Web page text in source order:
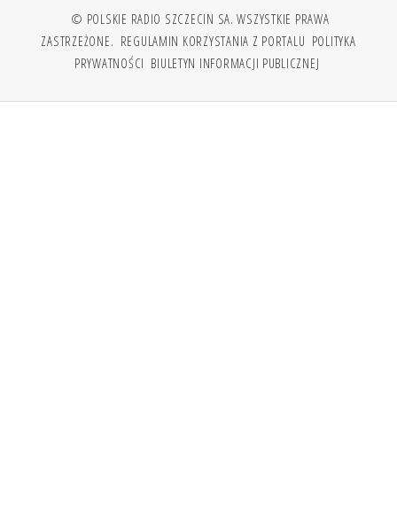
© POLSKIE RADIO SZCZECIN SA. WSZYSTKIE PRAWA
ZASTRZEŻONE. REGULAMIN KORZYSTANIA Z PORTALU POLITYKA
PRYWATNOŚCI BIULETYN INFORMACJI PUBLICZNEJ